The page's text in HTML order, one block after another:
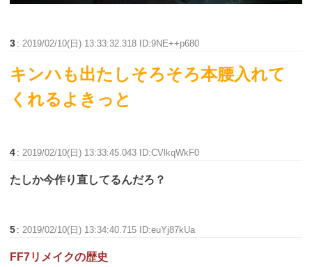
3 :2019/02/10(日) 13:33:32.318 ID:9NE++p680
キンハも出たしそろそろ本腰入れて
くれるよきっと
4 :2019/02/10(日) 13:33:45.043 ID:CVlkqWkF0
たしか今作り直してるんだろ？
5 :2019/02/10(日) 13:34:40.715 ID:euYj87kUa
FF7リメイクの歴史